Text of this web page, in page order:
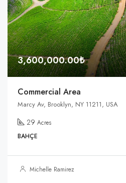
3,600,000.00₺
Commercial Area
Marcy Av, Brooklyn, NY 11211, USA
29 Acres
BAHÇE
Michelle Ramirez